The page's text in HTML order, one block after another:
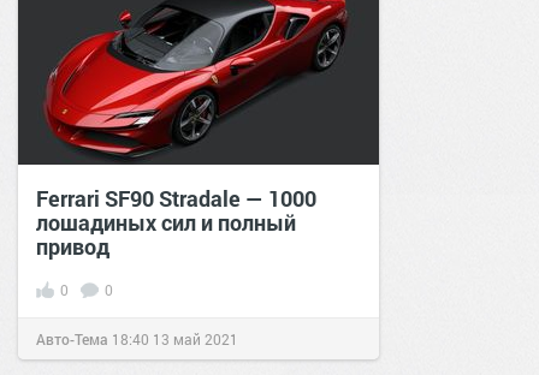
Ferrari SF90 Stradale — 1000
лошадиных сил и полный
привод
0 0
Авто-Тема 18:40 13 май 2021